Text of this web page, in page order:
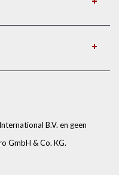
B.V. en geen
GmbH & Co. KG.